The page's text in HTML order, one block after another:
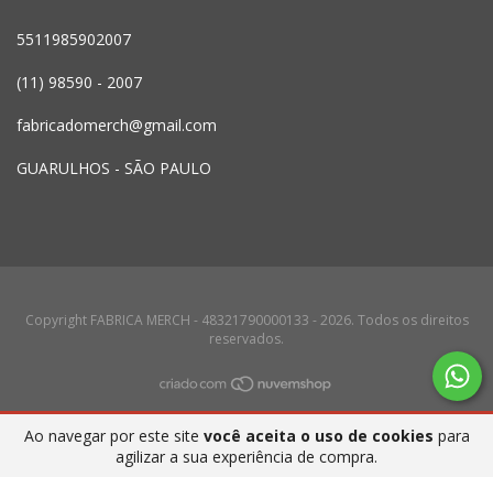
Ao navegar por este site você aceita o uso de cookies para
agilizar a sua experiência de compra.
5511985902007
(11) 98590 - 2007
fabricadomerch@gmail.com
GUARULHOS - SÃO PAULO
Copyright FABRICA MERCH - 48321790000133 - 2026. Todos os direitos
reservados.